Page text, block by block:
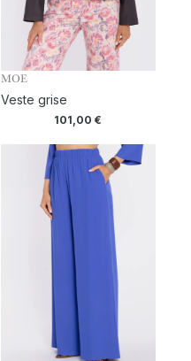
MOE
Veste grise
101,00€